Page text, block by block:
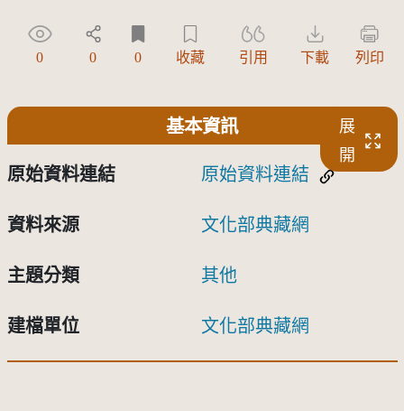
0 0 0 收藏 引用 下載 列印
基本資訊
展
開
原始資料連結 原始資料連結
資料來源 文化部典藏網
主題分類 其他
建檔單位 文化部典藏網